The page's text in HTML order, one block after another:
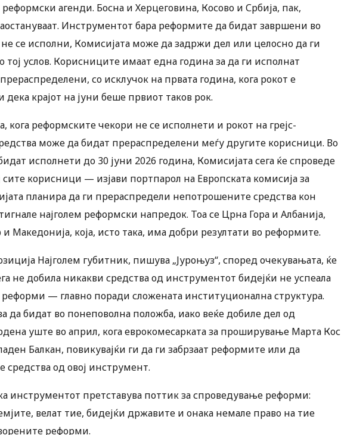
агенди. Босна и Херцеговина, Косово и Србија, пак,
Инструментот бара реформите да бидат завршени во
се исполни, Комисијата може да задржи дел или целосно да ги
тој услов. Корисниците имаат една година за да ги исполнат
со исклучок на првата година, кога рокот е
крајот на јуни беше првиот таков рок.
кога реформските чекори не се исполнети и рокот на грејс-
може да бидат прераспределени меѓу другите корисници. Во
исполнети до 30 јуни 2026 година, Комисијата сега ќе спроведе
корисници — изјави портпарол на Европската комисија за
планира да ги прераспредели непотрошените средства кон
најголем реформски напредок. Тоа се Црна Гора и Албанија,
Македонија, која, исто така, има добри резултати во реформите.
Најголем губитник, пишува „Јуроњуз“, според очекувањата, ќе
не добила никакви средства од инструментот бидејќи не успеала
— главно поради сложената институционална структура.
да бидат во понеповолна положба, иако веќе добиле дел од
уште во април, кога еврокомесарката за проширување Марта Кос
Балкан, повикувајќи ги да ги забрзаат реформите или да
средства од овој инструмент.
инструментот претставува поттик за спроведување реформи:
велат тие, бидејќи државите и онака немале право на тие
реформи.